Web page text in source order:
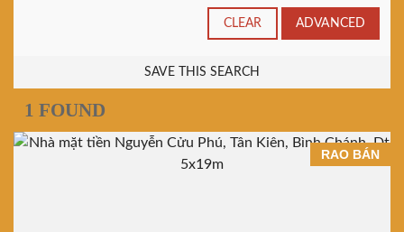
CLEAR ADVANCED
SAVE THIS SEARCH
1 FOUND
RAO BÁN